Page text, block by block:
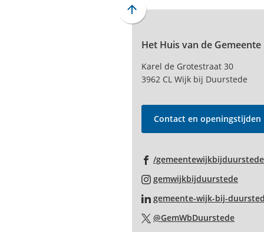
Scroll
boven
het
van
paginainhoud
Het Huis van de Gemeente
Karel de Grotestraat 30
3962 CL Wijk bij Duurstede
Contact en openingstijden
/gemeentewijkbijduurstede
gemwijkbijduurstede
naar
gemeente-wijk-bij-
@GemWbDuurstede